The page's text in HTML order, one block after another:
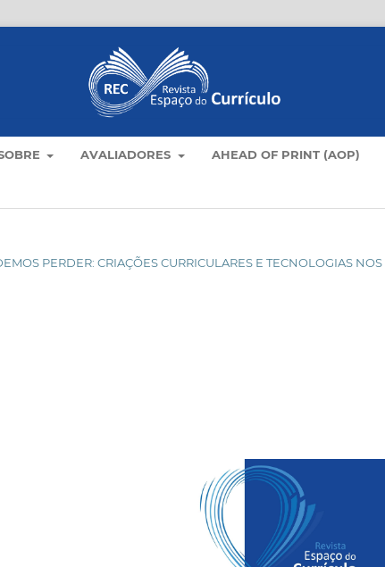
AVALIADORES AHEAD OF PRINT (AOP)
PERDER: CRIAÇÕES CURRICULARES E TECNOLOGIAS NOS